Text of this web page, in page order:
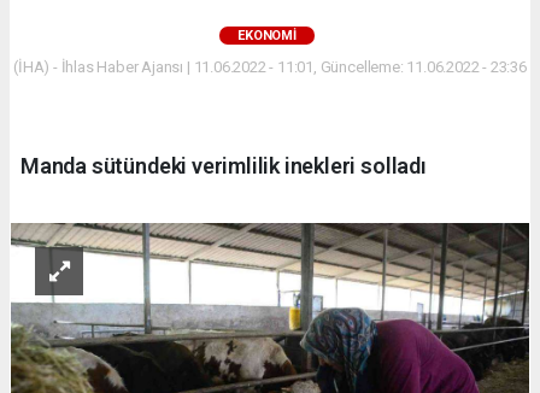
EKONOMİ
(İHA) - İhlas Haber Ajansı | 11.06.2022 - 11:01, Güncelleme: 11.06.2022 - 23:36
Manda sütündeki verimlilik inekleri solladı